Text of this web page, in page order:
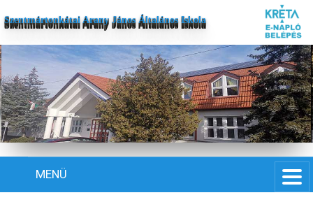
Szentmártonkátai Arany János Általános Iskola
MENÜ